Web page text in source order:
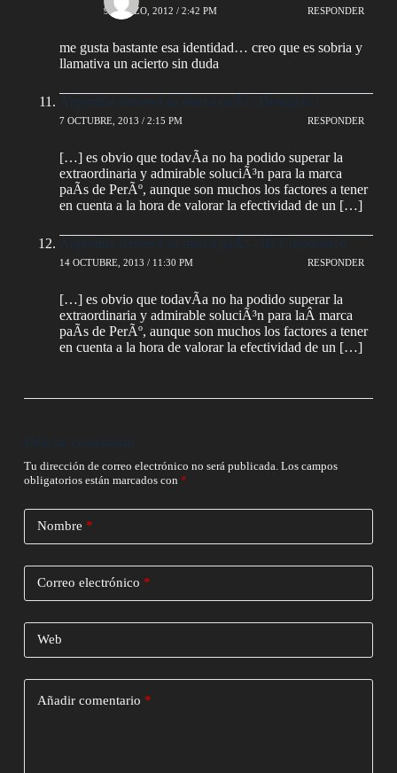
9 MARZO, 2012 / 2:42 PM RESPONDER
me gusta bastante esa identidad… creo que es sobria y
llamativa un acierto sin duda
Argentina renueva su marca paÃ­s | Designals
7 OCTUBRE, 2013 / 2:15 PM RESPONDER
[…] es obvio que todavÃ­a no ha podido superar la
extraordinaria y admirable soluciÃ³n para la marca
paÃ­s de PerÃº, aunque son muchos los factores a tener
en cuenta a la hora de valorar la efectividad de un […]
Argentina renueva su marca paÃ­s - ID Corporativo
14 OCTUBRE, 2013 / 11:30 PM RESPONDER
[…] es obvio que todavÃ­a no ha podido superar la
extraordinaria y admirable soluciÃ³n para laÂ marca
paÃ­s de PerÃº, aunque son muchos los factores a tener
en cuenta a la hora de valorar la efectividad de un […]
Deja un comentario
Tu dirección de correo electrónico no será publicada. Los campos
obligatorios están marcados con *
Nombre *
Correo electrónico *
Web
Añadir comentario *